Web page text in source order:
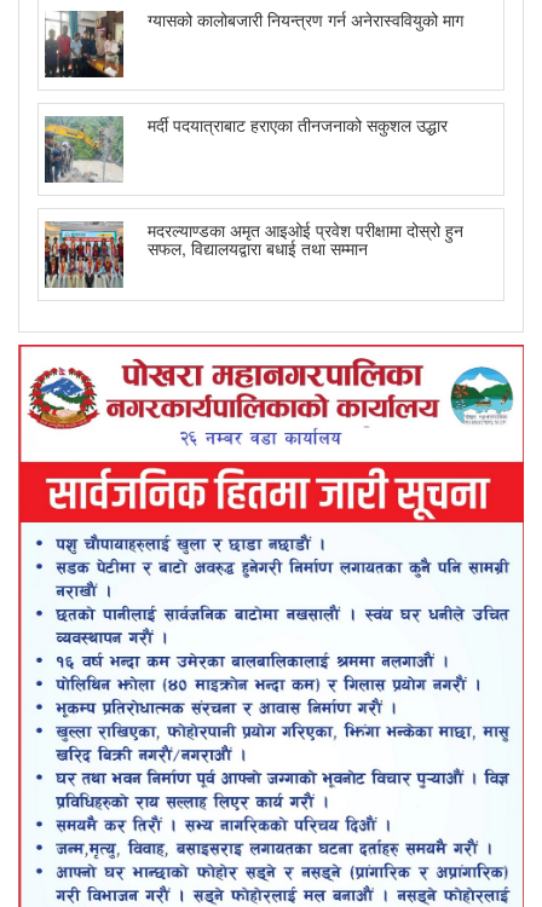
ग्यासको कालोबजारी नियन्त्रण गर्न अनेरास्ववियुको माग
मर्दी पदयात्राबाट हराएका तीनजनाको सकुशल उद्धार
मदरल्याण्डका अमृत आइओई प्रवेश परीक्षामा दोस्रो हुन
सफल, विद्यालयद्वारा बधाई तथा सम्मान